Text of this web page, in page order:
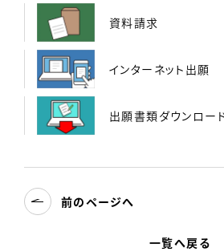
資料請求
インターネット出願
出願書類ダウンロー
一覧へ戻る
前のページへ